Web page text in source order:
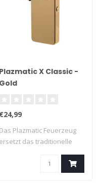
Plazmatic X Classic -
Gold
€24,99
Das Plazmatic Feuerzeug
ersetzt das traditionelle